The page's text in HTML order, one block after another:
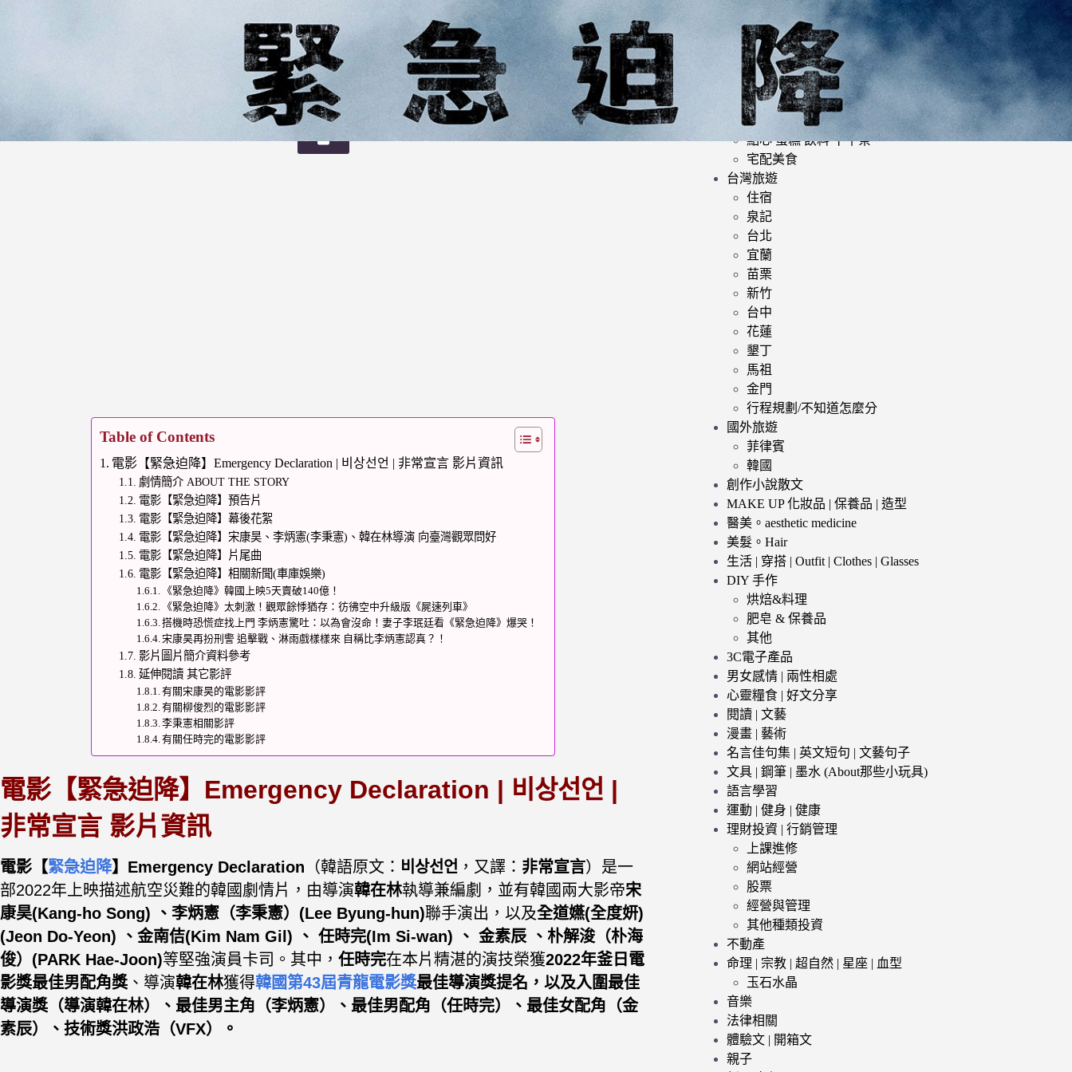
Table of Contents
電影【緊急迫降】Emergency Declaration | 비상선언 | 非常宣言 影片資訊
劇情簡介 ABOUT THE STORY
電影【緊急迫降】預告片
電影【緊急迫降】幕後花絮
電影【緊急迫降】宋康昊、李炳憲(李秉憲)、韓在林導演 向臺灣觀眾問好
電影【緊急迫降】片尾曲
電影【緊急迫降】相關新聞(車庫娛樂)
《緊急迫降》韓國上映5天賣破140億！
《緊急迫降》太刺激！觀眾餘悸猶存：彷彿空中升級版《屍速列車》
搭機時恐慌症找上門 李炳憲驚吐：以為會沒命！妻子李珉廷看《緊急迫降》爆哭！
宋康昊再扮刑警 追擊戰、淋雨戲樣樣來 自稱比李炳憲認真？！
影片圖片簡介資料參考
延伸閱讀 其它影評
有關宋康昊的電影影評
有關柳俊烈的電影影評
李秉憲相關影評
有關任時完的電影影評
電影【緊急迫降】 Emergency Declaration | 비상선언 |
非常宣言 影片資訊
電影【緊急迫降】Emergency Declaration （韓語原文： 비상선언 ，又譯： 非常宣言）是一
部2022年上映描述航空災難的韓國劇情片，由導演韓在林執導兼編劇，並有韓國兩大影帝宋
康昊(Kang-ho Song)
、 李炳憲（李秉憲）(Lee Byung-hun)聯手演出，以及全道嬿(全度妍)
(Jeon Do-Yeon) 、 金南佶(Kim Nam Gil) 、 任時完(Im Si-wan) 、 金素辰 、 朴解浚（朴海
俊）(PARK Hae-Joon)等堅強演員卡司。其中， 任時完在本片精湛的演技榮獲2022年釜日電
影獎最佳男配角獎 、導演韓在林獲得韓國第43屆青龍電影獎最佳導演獎提名 ，以及入圍最佳
導演獎（導演韓在林）、最佳男主角（李炳憲）、最佳男配角（任時完）、最佳女配角（金
素辰）、技術獎洪政浩（VFX）。
日式料理
韓式料理
歐美料理
小酌 | 餐酒館
其他異國料理
鍋類 | 火鍋 麻辣鍋 鴛鴦鍋
提供素食餐廳
點心 蛋糕 飲料 下午茶
宅配美食
台灣旅遊
住宿
泉記
台北
宜蘭
苗栗
新竹
台中
花蓮
墾丁
馬祖
金門
行程規劃/不知道怎麼分
國外旅遊
菲律賓
韓國
創作小說散文
MAKE UP 化妝品 | 保養品 | 造型
醫美。aesthetic medicine
美髮。Hair
生活 | 穿搭 | Outfit | Clothes | Glasses
DIY 手作
烘焙&料理
肥皂 & 保養品
其他
3C電子產品
男女感情 | 兩性相處
心靈糧食 | 好文分享
閱讀 | 文藝
漫畫 | 藝術
名言佳句集 | 英文短句 | 文藝句子
文具 | 鋼筆 | 墨水 (About那些小玩具)
語言學習
運動 | 健身 | 健康
理財投資 | 行銷管理
上課進修
網站經營
股票
經營與管理
其他種類投資
不動產
命理 | 宗教 | 超自然 | 星座 | 血型
玉石水晶
音樂
法律相關
體驗文 | 開箱文
親子